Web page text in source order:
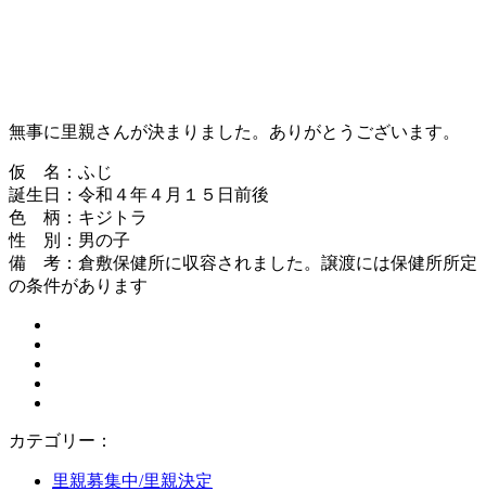
無事に里親さんが決まりました。ありがとうございます。
仮 名：ふじ
誕生日：令和４年４月１５日前後
色 柄：キジトラ
性 別：男の子
備 考：倉敷保健所に収容されました。譲渡には保健所所定
の条件があります
カテゴリー：
里親募集中/里親決定